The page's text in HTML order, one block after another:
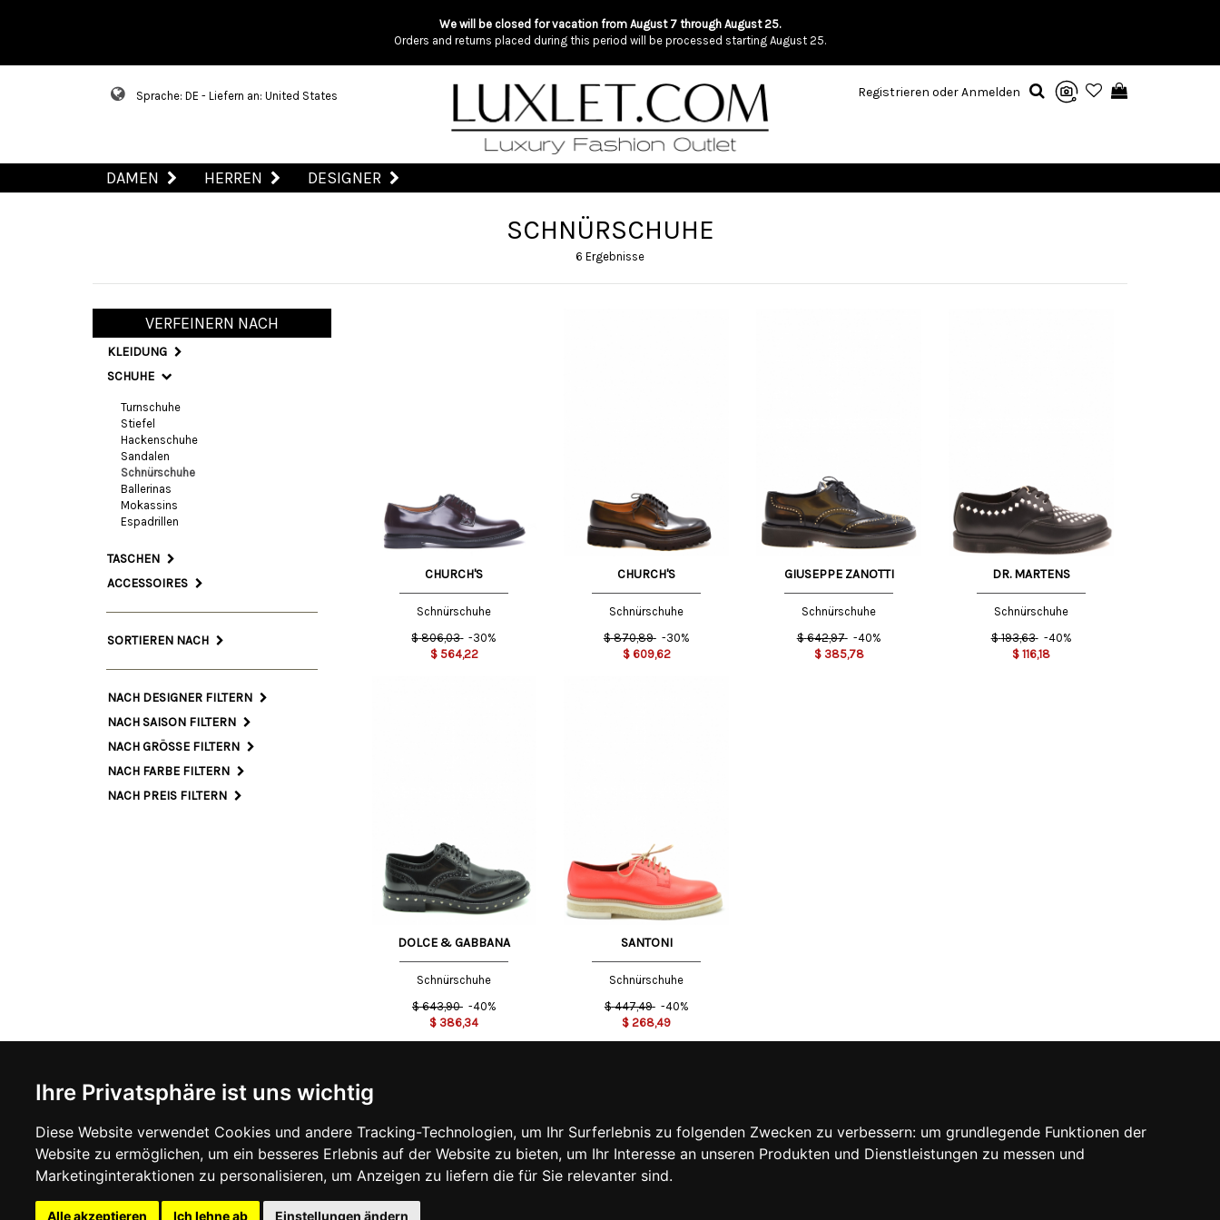
Ihre Privatsphäre ist uns wichtig
Diese Website verwendet Cookies und andere Tracking-Technologien, um Ihr Surferlebnis zu folgenden Zwecken zu verbessern: um grundlegende Funktionen der
Website zu ermöglichen, um ein besseres Erlebnis auf der Website zu bieten, um Ihr Interesse an unseren Produkten und Dienstleistungen zu messen und
Marketinginteraktionen zu personalisieren, um Anzeigen zu liefern die für Sie relevanter sind.
Alle akzeptieren Ich lehne ab Einstellungen ändern
We will be closed for vacation from August 7 through August 25.
Orders and returns placed during this period will be processed starting August 25.
Sprache: DE - Liefern an: United States Registrieren oder Anmelden
DAMEN HERREN DESIGNER
SCHNÜRSCHUHE
6 Ergebnisse
VERFEINERN NACH
KLEIDUNG
SCHUHE
Turnschuhe
Stiefel
Hackenschuhe
Sandalen
Schnürschuhe
Ballerinas
Mokassins
Espadrillen
TASCHEN
ACCESSOIRES
SORTIEREN NACH
NACH DESIGNER FILTERN
NACH SAISON FILTERN
NACH GRÖSSE FILTERN
NACH FARBE FILTERN
NACH PREIS FILTERN
EU
CHURCH'S
Schnürschuhe
$ 806,03 -30%
$ 564,22
CHURCH'S
Schnürschuhe
$ 870,89 -30%
$ 609,62
GIUSEPPE ZANOTTI
Schnürschuhe
$ 642,97 -40%
$ 385,78
DR. MARTENS
Schnürschuhe
$ 193,63 -40%
$ 116,18
DOLCE & GABBANA
Schnürschuhe
$ 643,90 -40%
$ 386,34
SANTONI
Schnürschuhe
$ 447,49 -40%
$ 268,49
Abonnieren Sie, um auf dem Laufenden zu
SUBSCRIBE
ÜBER UNS
ALLGEMEINE GESCHÄFTSBEDINGUNGEN
LIEFERINFORMATIONEN
WIDERRUFSRECHT
DATENSCHUTZERKLÄRUNG
COOKIE-RICHTLINIE
ADRESSBUCH
WUNSCHLISTE